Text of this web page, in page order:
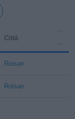
Città
Roisan
Roisan